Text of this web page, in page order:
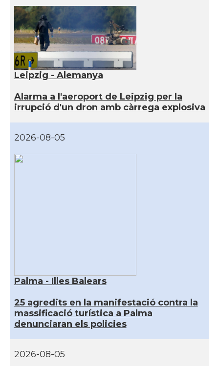
Leipzig - Alemanya
Alarma a l'aeroport de Leipzig per la
irrupció d'un dron amb càrrega explosiva
2026-08-05
Palma - Illes Balears
25 agredits en la manifestació contra la
massificació turística a Palma
denunciaran els policies
2026-08-05